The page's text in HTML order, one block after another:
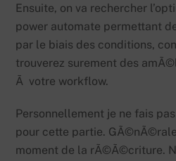
Ensuite, on va rechercher
power automate permettant
par le biais des conditions,
trouverez surement des
Ã votre workflow.
Personnellement je ne fais
pour cette partie.
moment de la rÃ©Ã©criture.